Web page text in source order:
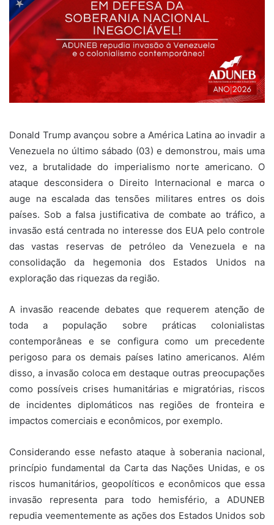
Donald Trump avançou sobre a América Latina ao invadir a
Venezuela no último sábado (03) e demonstrou, mais uma
vez, a brutalidade do imperialismo norte americano. O
ataque desconsidera o Direito Internacional e marca o
auge na escalada das tensões militares entres os dois
países. Sob a falsa justificativa de combate ao tráfico, a
invasão está centrada no interesse dos EUA pelo controle
das vastas reservas de petróleo da Venezuela e na
consolidação da hegemonia dos Estados Unidos na
exploração das riquezas da região.
A invasão reacende debates que requerem atenção de
toda a população sobre práticas colonialistas
contemporâneas e se configura como um precedente
perigoso para os demais países latino americanos. Além
disso, a invasão coloca em destaque outras preocupações
como possíveis crises humanitárias e migratórias, riscos
de incidentes diplomáticos nas regiões de fronteira e
impactos comerciais e econômicos, por exemplo.
Considerando esse nefasto ataque à soberania nacional,
princípio fundamental da Carta das Nações Unidas, e os
riscos humanitários, geopolíticos e econômicos que essa
invasão representa para todo hemisfério, a ADUNEB
repudia veementemente as ações dos Estados Unidos sob